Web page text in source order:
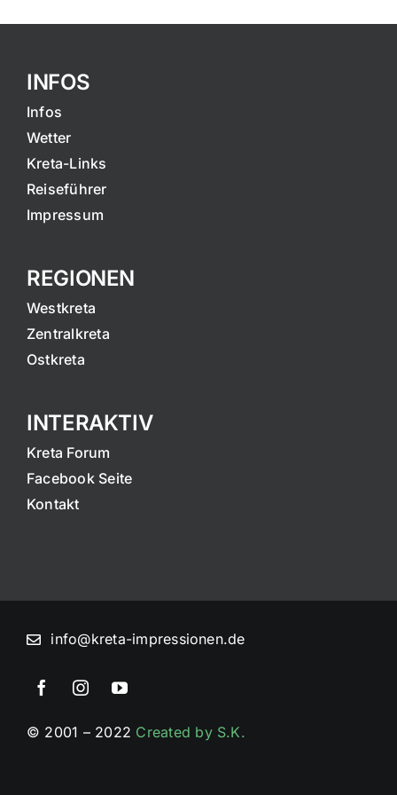
INFOS
Infos
Wetter
Kreta-Links
Reiseführer
Impressum
REGIONEN
Westkreta
Zentralkreta
Ostkreta
INTERAKTIV
Kreta Forum
Facebook Seite
Kontakt
info@kreta-impressionen.de
© 2001 – 2022 Created by S.K.